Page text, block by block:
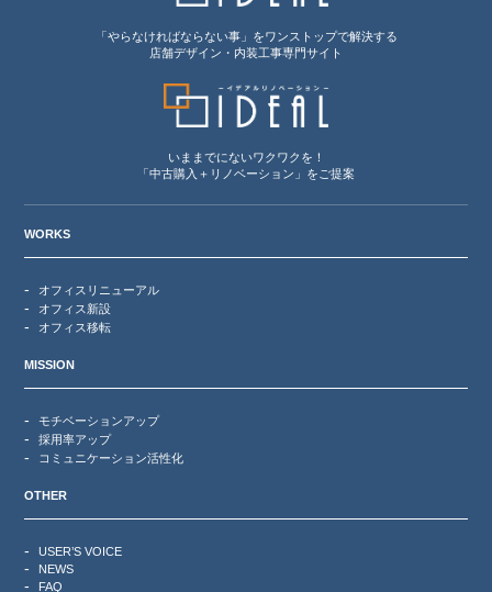
「やらなければならない事」をワンストップで解決する
店舗デザイン・内装工事専門サイト
いままでにないワクワクを！
「中古購入＋リノベーション」をご提案
WORKS
オフィスリニューアル
オフィス新設
オフィス移転
MISSION
モチベーションアップ
採用率アップ
コミュニケーション活性化
OTHER
USER’S VOICE
NEWS
FAQ